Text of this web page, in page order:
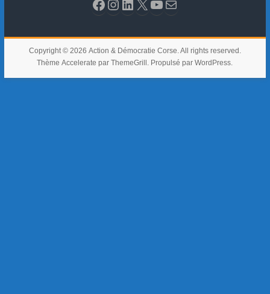
Copyright © 2026 Action & Démocratie Corse. All rights reserved.
ThèmeAccelerate par ThemeGrill. Propulsé parWordPress.